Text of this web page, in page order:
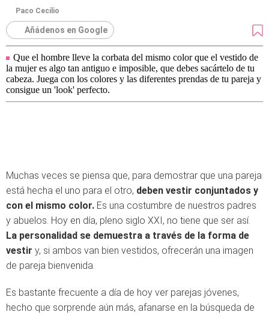
Paco Cecilio
Añádenos en Google
Que el hombre lleve la corbata del mismo color que el vestido de
la mujer es algo tan antiguo e imposible, que debes sacártelo de tu
cabeza. Juega con los colores y las diferentes prendas de tu pareja y
consigue un 'look' perfecto.
Muchas veces se piensa que, para demostrar que una pareja
está hecha el uno para el otro, deben vestir conjuntados y
con el mismo color. Es una costumbre de nuestros padres
y abuelos. Hoy en día, pleno siglo XXI, no tiene que ser así.
La personalidad se demuestra a través de la forma de
vestir y, si ambos van bien vestidos, ofrecerán una imagen
de pareja bienvenida.
Es bastante frecuente a día de hoy ver parejas jóvenes,
hecho que sorprende aún más, afanarse en la búsqueda de